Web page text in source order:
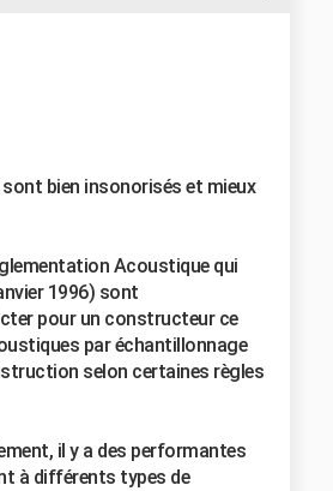
bien insonorisés et mieux
Acoustique qui
1996) sont
pour un constructeur ce
par échantillonnage
selon certaines règles
il y a des performantes
à différents types de